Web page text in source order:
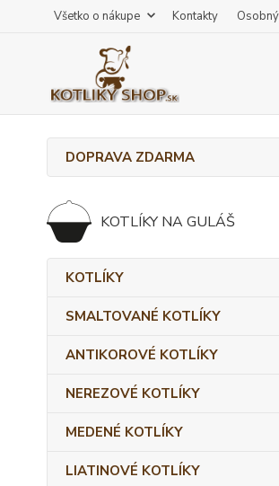
Všetko o nákupe Kontakty
DOPRAVA ZDARMA
KOTLÍKY NA GULÁŠ
KOTLÍKY
SMALTOVANÉ KOTLÍKY
ANTIKOROVÉ KOTLÍKY
NEREZOVÉ KOTLÍKY
MEDENÉ KOTLÍKY
LIATINOVÉ KOTLÍKY